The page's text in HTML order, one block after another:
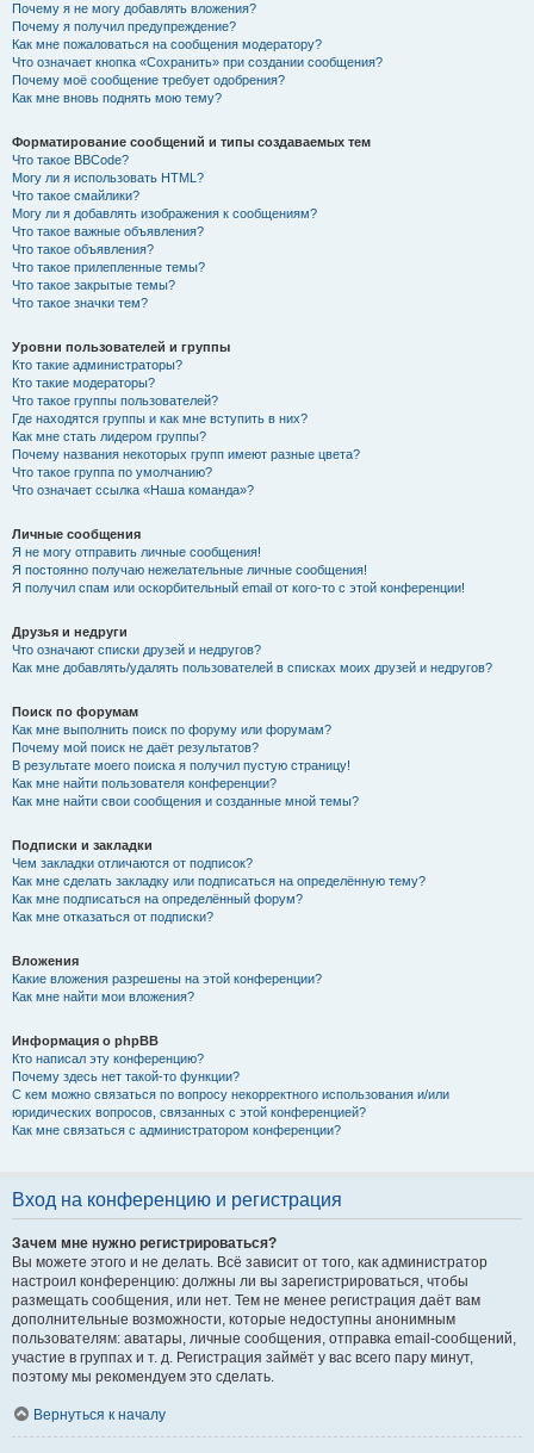
Почему я не могу добавлять вложения?
Почему я получил предупреждение?
Как мне пожаловаться на сообщения модератору?
Что означает кнопка «Сохранить» при создании сообщения?
Почему моё сообщение требует одобрения?
Как мне вновь поднять мою тему?
Форматирование сообщений и типы создаваемых тем
Что такое BBCode?
Могу ли я использовать HTML?
Что такое смайлики?
Могу ли я добавлять изображения к сообщениям?
Что такое важные объявления?
Что такое объявления?
Что такое прилепленные темы?
Что такое закрытые темы?
Что такое значки тем?
Уровни пользователей и группы
Кто такие администраторы?
Кто такие модераторы?
Что такое группы пользователей?
Где находятся группы и как мне вступить в них?
Как мне стать лидером группы?
Почему названия некоторых групп имеют разные цвета?
Что такое группа по умолчанию?
Что означает ссылка «Наша команда»?
Личные сообщения
Я не могу отправить личные сообщения!
Я постоянно получаю нежелательные личные сообщения!
Я получил спам или оскорбительный email от кого-то с этой конференции!
Друзья и недруги
Что означают списки друзей и недругов?
Как мне добавлять/удалять пользователей в списках моих друзей и недругов?
Поиск по форумам
Как мне выполнить поиск по форуму или форумам?
Почему мой поиск не даёт результатов?
В результате моего поиска я получил пустую страницу!
Как мне найти пользователя конференции?
Как мне найти свои сообщения и созданные мной темы?
Подписки и закладки
Чем закладки отличаются от подписок?
Как мне сделать закладку или подписаться на определённую тему?
Как мне подписаться на определённый форум?
Как мне отказаться от подписки?
Вложения
Какие вложения разрешены на этой конференции?
Как мне найти мои вложения?
Информация о phpBB
Кто написал эту конференцию?
Почему здесь нет такой-то функции?
С кем можно связаться по вопросу некорректного использования и/или
юридических вопросов, связанных с этой конференцией?
Как мне связаться с администратором конференции?
Вход на конференцию и регистрация
Зачем мне нужно регистрироваться?
Вы можете этого и не делать. Всё зависит от того, как администратор
настроил конференцию: должны ли вы зарегистрироваться, чтобы
размещать сообщения, или нет. Тем не менее регистрация даёт вам
дополнительные возможности, которые недоступны анонимным
пользователям: аватары, личные сообщения, отправка email-сообщений,
участие в группах и т. д. Регистрация займёт у вас всего пару минут,
поэтому мы рекомендуем это сделать.
Вернуться к началу